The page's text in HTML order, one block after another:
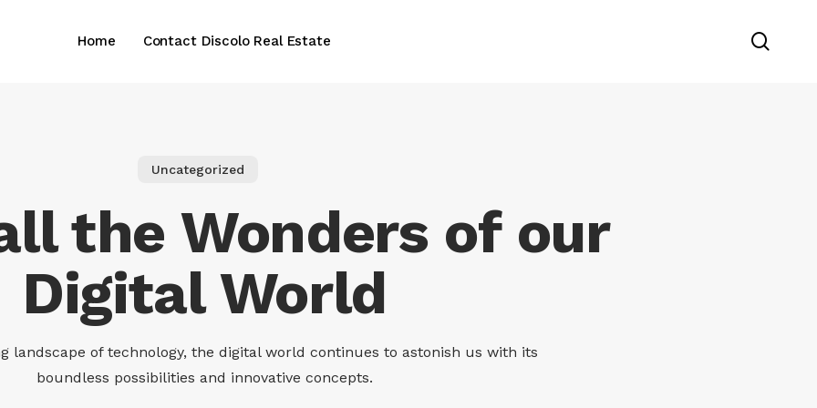
Home Contact Discolo Real Estate
Uncategorized
the Wonders of our
Digital World
landscape of technology, the digital world continues to astonish us with its
boundless possibilities and innovative concepts.